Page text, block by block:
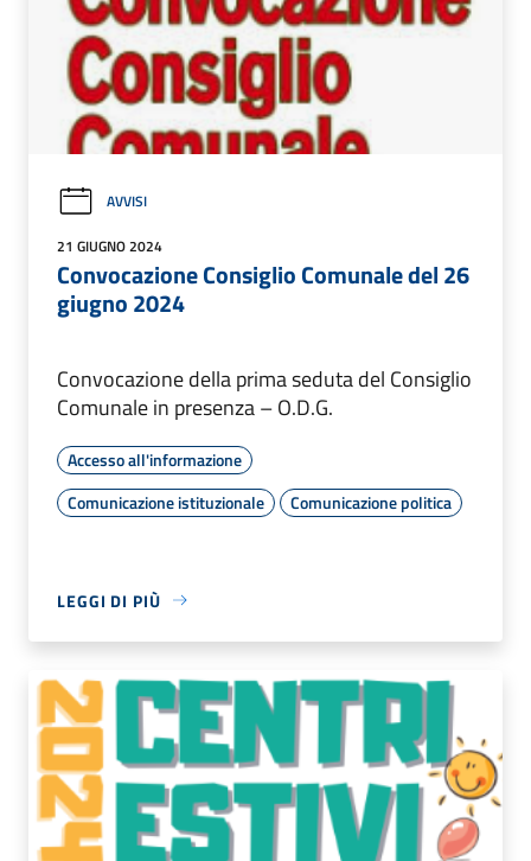
AVVISI
21 GIUGNO 2024
Convocazione Consiglio Comunale del 26
giugno 2024
Convocazione della prima seduta del Consiglio
Comunale in presenza – O.D.G.
Accesso all'informazione
Comunicazione istituzionale
Comunicazione politica
LEGGI DI PIÙ